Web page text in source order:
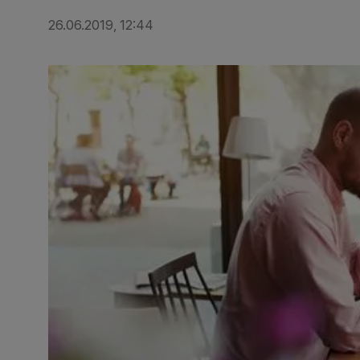
26.06.2019, 12:44